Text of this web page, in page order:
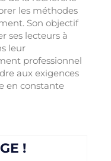
les méthodes
Son objectif
ses lecteurs à
leur
professionnel
aux exigences
en constante
!